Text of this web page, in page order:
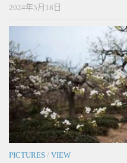
2024年5月18日
PICTURES / VIEW